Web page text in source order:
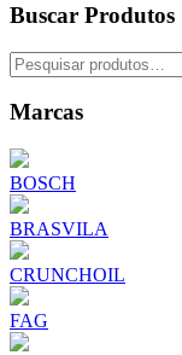
Buscar Produtos
Pesquisar
por:
Marcas
BOSCH
BRASVILA
CRUNCHOIL
FAG